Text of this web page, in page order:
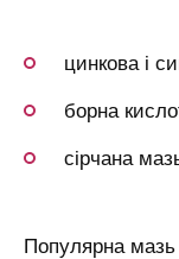
цинкова і
борна
сірчана
Популярна